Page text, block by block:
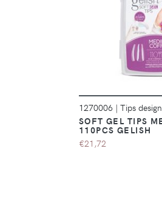
1270006 | Tips design
SOFT GEL TIPS
110PCS GELISH
€21,72